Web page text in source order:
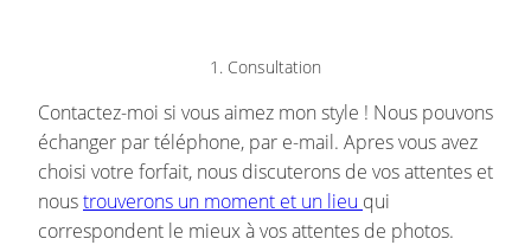
1. Consultation
Contactez-moi si vous aimez mon style ! Nous pouvons
échanger par téléphone, par e-mail. Apres vous avez
choisi votre forfait, nous discuterons de vos attentes et
nous trouverons un moment et un lieu qui
correspondent le mieux à vos attentes de photos.